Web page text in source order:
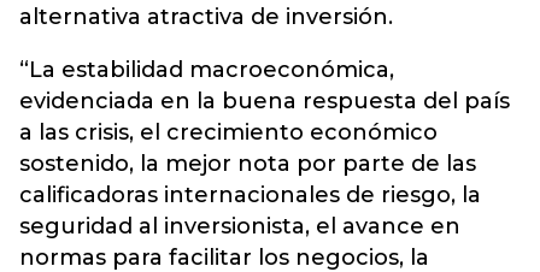
alternativa atractiva de inversión.
“La estabilidad macroeconómica,
evidenciada en la buena respuesta del país
a las crisis, el crecimiento económico
sostenido, la mejor nota por parte de las
calificadoras internacionales de riesgo, la
seguridad al inversionista, el avance en
normas para facilitar los negocios, la